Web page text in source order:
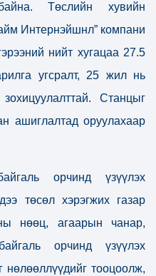
Төслийн хувийн
Интернэйшнл” компани
нийт хугацаа 27.5
угсралт, 25 жил нь
Станцыг
ашиглалтад оруулахаар
орчинд үзүүлэх
төсөл хэрэгжих газар
нөөц, агаарын чанар,
орчинд үзүүлэх
нөлөөллүүдийг тооцоолж,